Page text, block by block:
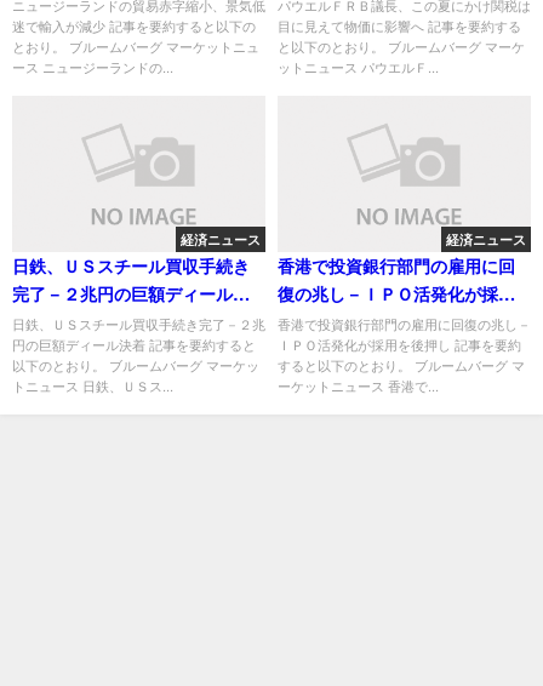
ニュージーランドの貿易赤字縮小、景気低
迷で輸入が減少 記事を要約すると以下の
とおり。 ブルームバーグ マーケットニュ
ース ニュージーランドの...
パウエルＦＲＢ議長、この夏にかけ関税は
目に見えて物価に影響へ 記事を要約する
と以下のとおり。 ブルームバーグ マーケ
ットニュース パウエルＦ...
経済ニュース
日鉄、ＵＳスチール買収手続き
完了－２兆円の巨額ディール決
着
日鉄、ＵＳスチール買収手続き完了－２兆
円の巨額ディール決着 記事を要約すると
以下のとおり。 ブルームバーグ マーケッ
トニュース 日鉄、ＵＳス...
経済ニュース
香港で投資銀行部門の雇用に回
復の兆し－ＩＰＯ活発化が採用
を後押し
香港で投資銀行部門の雇用に回復の兆し－
ＩＰＯ活発化が採用を後押し 記事を要約
すると以下のとおり。 ブルームバーグ マ
ーケットニュース 香港で...